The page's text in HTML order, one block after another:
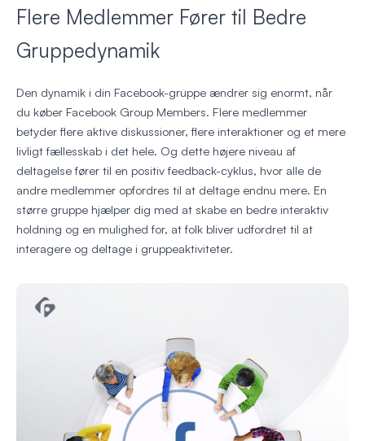
Flere Medlemmer Fører til Bedre
Gruppedynamik
Den dynamik i din Facebook-gruppe ændrer sig enormt, når
du køber Facebook Group Members. Flere medlemmer
betyder flere aktive diskussioner, flere interaktioner og et mere
livligt fællesskab i det hele. Og dette højere niveau af
deltagelse fører til en positiv feedback-cyklus, hvor alle de
andre medlemmer opfordres til at deltage endnu mere. En
større gruppe hjælper dig med at skabe en bedre interaktiv
holdning og en mulighed for, at folk bliver udfordret til at
interagere og deltage i gruppeaktiviteter.